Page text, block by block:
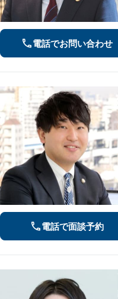
電話でお問い合わせ
電話で面談予約